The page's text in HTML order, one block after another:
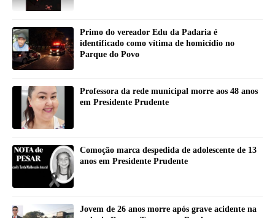
Primo do vereador Edu da Padaria é
identificado como vítima de homicídio no
Parque do Povo
Professora da rede municipal morre aos 48 anos
em Presidente Prudente
Comoção marca despedida de adolescente de 13
anos em Presidente Prudente
Jovem de 26 anos morre após grave acidente na